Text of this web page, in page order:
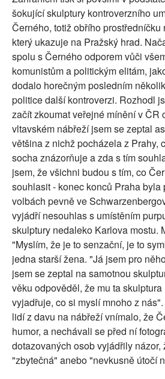
šokující skulptury kontroverzního
Černého, totiž obřího prostředníčku
který ukazuje na Pražský hrad.
spolu s Černého odporem vůči
komunistům a politickým elitám,
dodalo horečným posledním
politice další kontroverzi. Rozhodl
začít zkoumat veřejné mínění v ČR
vltavském nábřeží jsem se zeptal
většina z nichž pocházela z Prahy,
socha znázorňuje a zda s tím
jsem, že všichni budou s tím, co
souhlasit - konec konců Praha byla
volbách pevně ve
vyjádří nesouhlas s umístěním
skulptury nedaleko Karlova mostu.
"Myslím, že je to senzační, je to
jedna starší žena. "Já jsem pro
jsem se zeptal na samotnou
věku odpověděl, že mu ta
vyjadřuje, co si myslí mnoho z
lidí z davu na nábřeží vnímalo, že
humor, a nechávali se před ní
dotazovaných osob vyjádřily názor,
"zbytečná" anebo "nevkusně útočí